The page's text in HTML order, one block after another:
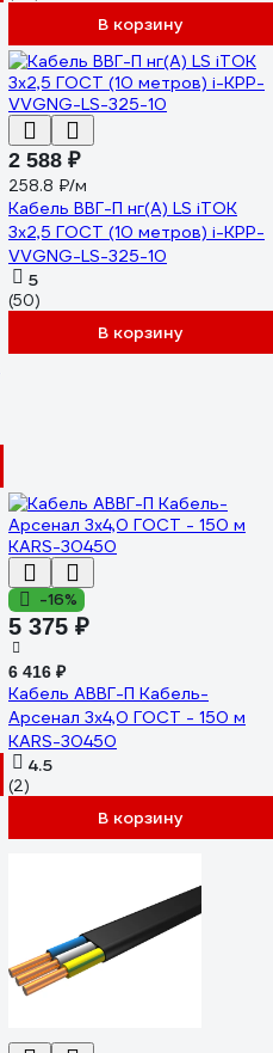
В корзину
2 588 ₽
258.8 ₽/м
Кабель ВВГ-П нг(А) LS iTOK
3x2,5 ГОСТ (10 метров) i-KPP-
VVGNG-LS-325-10
5
(50)
В корзину
-16%
5 375 ₽
6 416 ₽
Кабель АВВГ-П Кабель-
Арсенал 3x4,0 ГОСТ - 150 м
KARS-30450
4.5
(2)
В корзину